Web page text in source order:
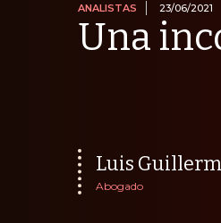
ANALISTAS 23/06/2021
Una
Luis
Abogado